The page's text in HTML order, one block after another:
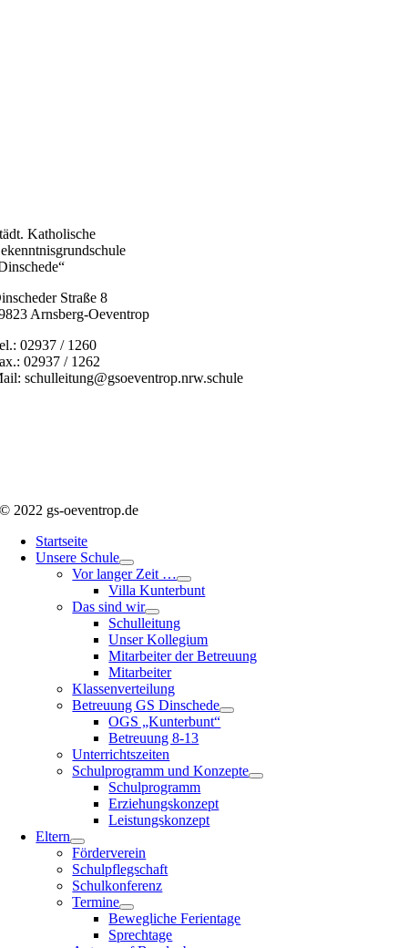
Katholische
Straße 8
Arnsberg-Oeventrop
02937 / 1260
02937 / 1262
schulleitung@gsoeventrop.nrw.schule
© 2022 gs-oeventrop.de
Startseite
Unsere Schule
Vor langer Zeit …
Villa Kunterbunt
Das sind wir
Schulleitung
Unser Kollegium
Mitarbeiter der Betreuung
Mitarbeiter
Klassenverteilung
Betreuung GS Dinschede
OGS „Kunterbunt“
Betreuung 8-13
Unterrichtszeiten
Schulprogramm und Konzepte
Schulprogramm
Erziehungskonzept
Leistungskonzept
Eltern
Förderverein
Schulpflegschaft
Schulkonferenz
Termine
Bewegliche Ferientage
Sprechtage